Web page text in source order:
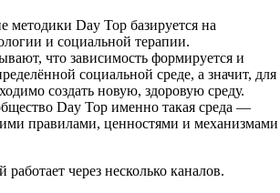
методики Day Top базируется на
и социальной терапии.
что зависимость формируется и
социальной среде, а значит, для
создать новую, здоровую среду.
Day Top именно такая среда —
правилами, ценностями и механизмами
через несколько каналов.